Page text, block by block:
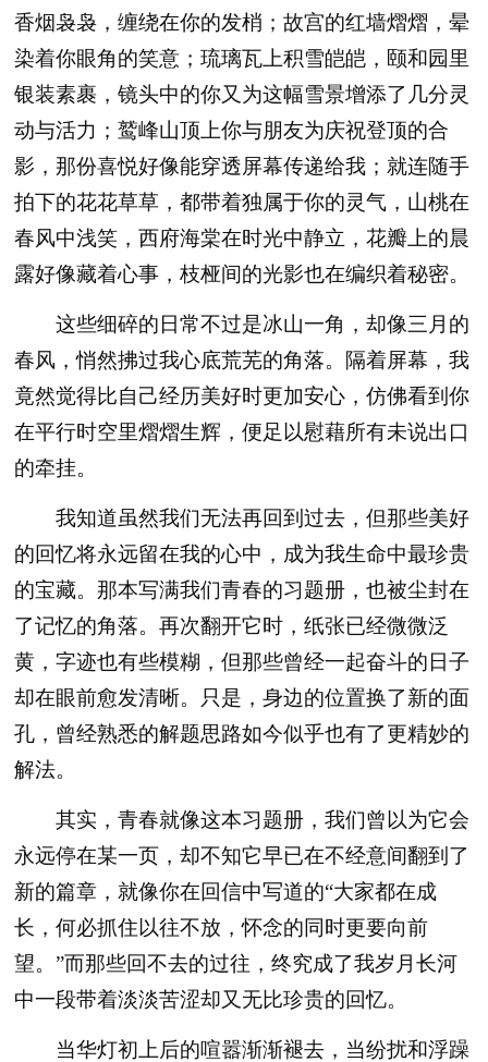
香烟袅袅，缠绕在你的发梢；故宫的红墙熠熠，晕
染着你眼角的笑意；琉璃瓦上积雪皑皑，颐和园里
银装素裹，镜头中的你又为这幅雪景增添了几分灵
动与活力；鹫峰山顶上你与朋友为庆祝登顶的合
影，那份喜悦好像能穿透屏幕传递给我；就连随手
拍下的花花草草，都带着独属于你的灵气，山桃在
春风中浅笑，西府海棠在时光中静立，花瓣上的晨
露好像藏着心事，枝桠间的光影也在编织着秘密。
这些细碎的日常不过是冰山一角，却像三月的
春风，悄然拂过我心底荒芜的角落。隔着屏幕，我
竟然觉得比自己经历美好时更加安心，仿佛看到你
在平行时空里熠熠生辉，便足以慰藉所有未说出口
的牵挂。
我知道虽然我们无法再回到过去，但那些美好
的回忆将永远留在我的心中，成为我生命中最珍贵
的宝藏。那本写满我们青春的习题册，也被尘封在
了记忆的角落。再次翻开它时，纸张已经微微泛
黄，字迹也有些模糊，但那些曾经一起奋斗的日子
却在眼前愈发清晰。只是，身边的位置换了新的面
孔，曾经熟悉的解题思路如今似乎也有了更精妙的
解法。
其实，青春就像这本习题册，我们曾以为它会
永远停在某一页，却不知它早已在不经意间翻到了
新的篇章，就像你在回信中写道的“大家都在成
长，何必抓住以往不放，怀念的同时更要向前
望。”而那些回不去的过往，终究成了我岁月长河
中一段带着淡淡苦涩却又无比珍贵的回忆。
当华灯初上后的喧嚣渐渐褪去，当纷扰和浮躁